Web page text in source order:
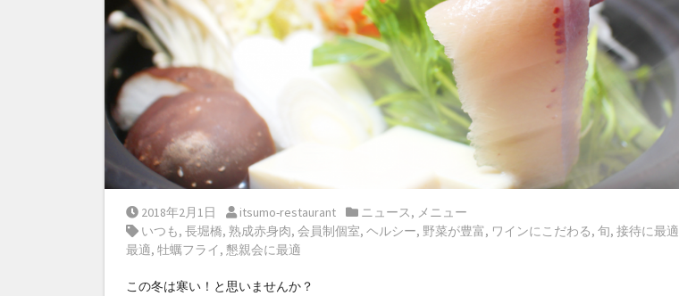
Posted on
2018年2月1日 Posted by
itsumo-restaurant Posted in
ニュース, メニュー
Tags:
いつも, 長堀橋, 熟成赤身肉, 会員制個室, ヘルシー, 野菜が豊富, ワインにこだわる, 旬, 接待に最適
最適, 牡蠣フライ, 懇親会に最適
この冬は寒い！と思いませんか？